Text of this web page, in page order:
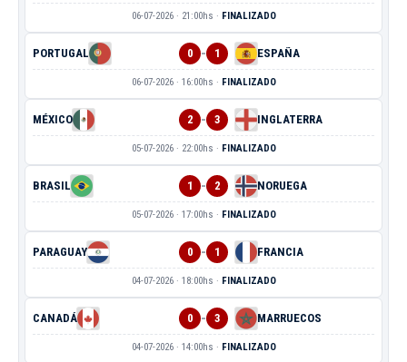
06-07-2026 · 21:00hs · FINALIZADO
PORTUGAL 0 - 1 ESPAÑA
06-07-2026 · 16:00hs · FINALIZADO
MÉXICO 2 - 3 INGLATERRA
05-07-2026 · 22:00hs · FINALIZADO
BRASIL 1 - 2 NORUEGA
05-07-2026 · 17:00hs · FINALIZADO
PARAGUAY 0 - 1 FRANCIA
04-07-2026 · 18:00hs · FINALIZADO
CANADÁ 0 - 3 MARRUECOS
04-07-2026 · 14:00hs · FINALIZADO